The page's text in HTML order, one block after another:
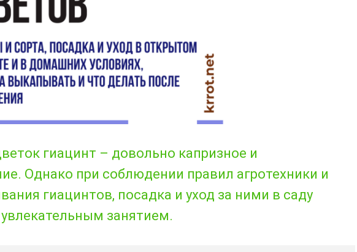
гиацинт – довольно капризное и
Однако при соблюдении правил агротехники и
гиацинтов, посадка и уход за ними в саду
занятием.